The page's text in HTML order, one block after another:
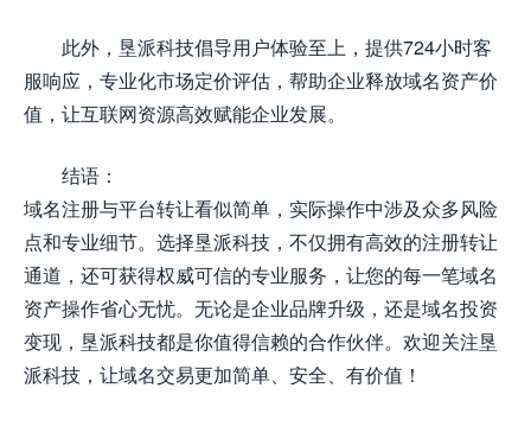
此外，垦派科技倡导用户体验至上，提供724小时客
服响应，专业化市场定价评估，帮助企业释放域名资产价
值，让互联网资源高效赋能企业发展。
结语：
域名注册与平台转让看似简单，实际操作中涉及众多风险
点和专业细节。选择垦派科技，不仅拥有高效的注册转让
通道，还可获得权威可信的专业服务，让您的每一笔域名
资产操作省心无忧。无论是企业品牌升级，还是域名投资
变现，垦派科技都是你值得信赖的合作伙伴。欢迎关注垦
派科技，让域名交易更加简单、安全、有价值！